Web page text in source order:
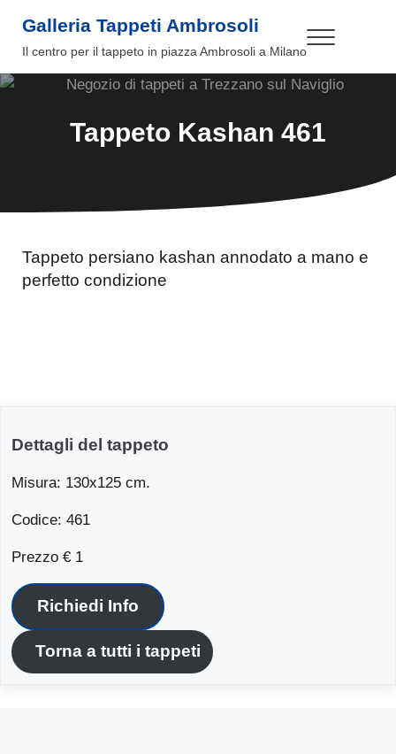
Galleria Tappeti Ambrosoli
Il centro per il tappeto in piazza Ambrosoli a Milano Menu
Tappeto Kashan 461
Tappeto persiano kashan annodato a mano e
perfetto condizione
Dettagli del tappeto
Misura: 130x125 cm.
Codice: 461
Prezzo € 1
Richiedi Info
Torna a tutti i tappeti